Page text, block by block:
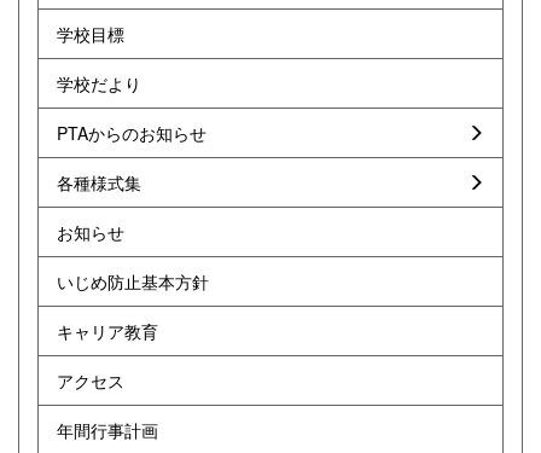
学校目標
学校だより
PTAからのお知らせ
各種様式集
お知らせ
いじめ防止基本方針
キャリア教育
アクセス
年間行事計画